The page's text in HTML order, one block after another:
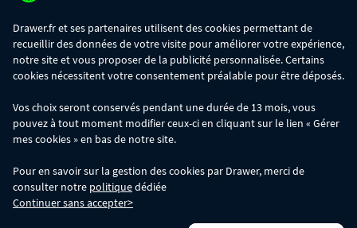
Gérer mes cookies
commande :
- 30€ sur votre commande dès 300€ d'achat, avec le code BIKINI30
- 50€ sur votre commande dès 500€ d'achat, avec le code BIKINI50
Les codes BIKINI30, BIKINI50 et BIKINI100 ne sont valables que sur
www.drawer.fr; ils ne sont pas cumulables entre eux, ni avec d'autres codes
promotionnels. La remise se calculera automatiquement dans votre panier
lors de la saisie du code adéquat.
Drawer.fr et ses partenaires utilisent des cookies permettant de
recueillir des données de votre visite pour améliorer votre expérience,
notre site et vous proposer de la publicité personnalisée. Certains
cookies nécessitent votre consentement préalable pour être déposés.
Vos choix seront conservés pendant une durée de 13 mois, vous
pouvez à tout moment modifier ceux-ci en cliquant sur le lien « Gérer
mes cookies » en bas de notre site.
Pour en savoir sur la gestion des cookies par Drawer, merci de
consulter notre politiquedédiée
Continuer sans accepter>